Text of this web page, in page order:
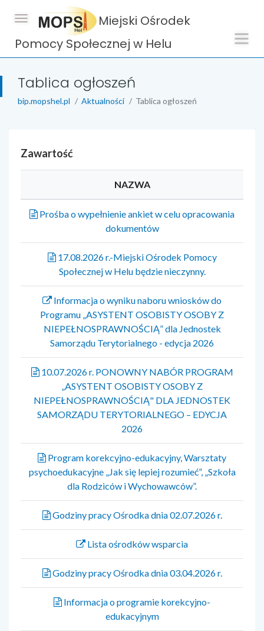
Miejski Ośrodek
Pomocy Społecznej w Helu
Tablica ogłoszeń
bip.mopshel.pl Aktualności Tablica ogłoszeń
Zawartość
NAZWA
Prośba o wypełnienie ankiet w celu opracowania
dokumentów
17.08.2026 r.-Miejski Ośrodek Pomocy
Społecznej w Helu będzie nieczynny.
Informacja o wyniku naboru wniosków do
Programu „ASYSTENT OSOBISTY OSOBY Z
NIEPEŁNOSPRAWNOŚCIĄ” dla Jednostek
Samorządu Terytorialnego - edycja 2026
10.07.2026 r. PONOWNY NABÓR PROGRAM
„ASYSTENT OSOBISTY OSOBY Z
NIEPEŁNOSPRAWNOŚCIĄ" DLA JEDNOSTEK
SAMORZĄDU TERYTORIALNEGO – EDYCJA
2026
Program korekcyjno-edukacyjny, Warsztaty
psychoedukacyjne „Jak się lepiej rozumieć”, „Szkoła
dla Rodziców i Wychowawców”.
Godziny pracy Ośrodka dnia 02.07.2026 r.
Lista ośrodków wsparcia
Godziny pracy Ośrodka dnia 03.04.2026 r.
Informacja o programie korekcyjno-
edukacyjnym